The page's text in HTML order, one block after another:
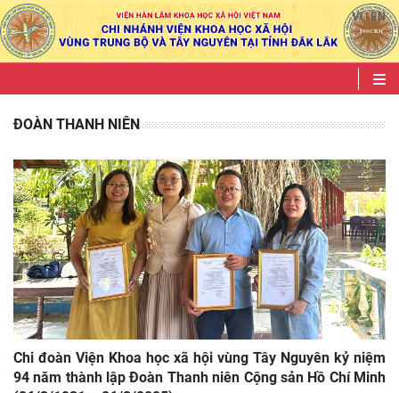
VI|EN
ĐOÀN THANH NIÊN
Chi đoàn Viện Khoa học xã hội vùng Tây Nguyên kỷ niệm
94 năm thành lập Đoàn Thanh niên Cộng sản Hồ Chí Minh